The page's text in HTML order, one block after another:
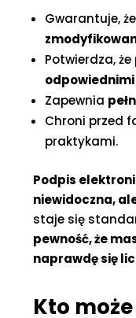
Gwarantuje,
Potwierdza,
Zapewnia
Chroni przed
praktykami.
Podpis
niewidoczna,
staje się
pewność, że
naprawdę się
Kto